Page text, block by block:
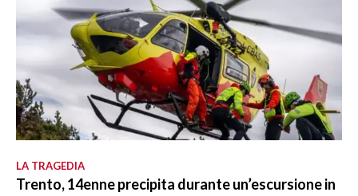
LA TRAGEDIA
Trento, 14enne precipita durante un’escursione in